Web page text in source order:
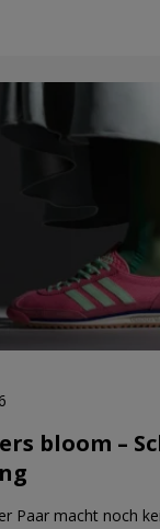
bloom –
Paar macht noch